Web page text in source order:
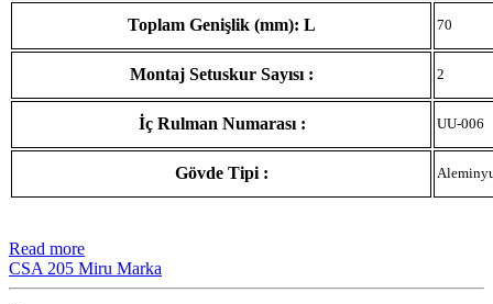
Toplam Genişlik (mm): L 70
Montaj Setuskur Sayısı : 2
İç Rulman Numarası : UU-006
Gövde Tipi :
Read more
CSA 205 Miru Marka